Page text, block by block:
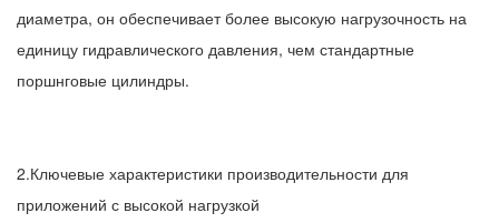
диаметра, он обеспечивает более высокую нагрузочность на
единицу гидравлического давления, чем стандартные
поршнговые цилиндры.
2.Ключевые характеристики производительности для
приложений с высокой нагрузкой